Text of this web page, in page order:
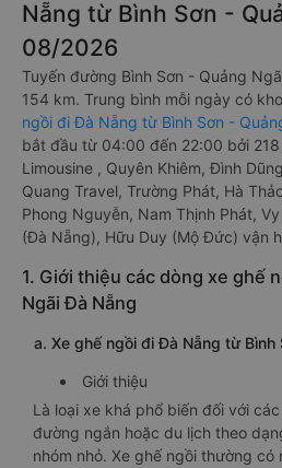
Nẵng từ Bình Sơn -
08/2026
Tuyến đường Bình Sơn - Quảng
154 km. Trung bình mỗi ngày có
ngồi đi Đà Nẵng từ Bình Sơn -
bắt đầu từ 04:00 đến 22:00 bởi 218
Limousine , Quyên Khiêm, Đình
Quang Travel, Trường Phát, Hà
Phong Nguyễn, Nam Thịnh Phát,
(Đà Nẵng), Hữu Duy (Mộ Đức) vận
1. Giới thiệu các dòng xe ghế
Ngãi Đà Nẵng
a. Xe ghế ngồi đi Đà Nẵng từ
Giới thiệu
Là loại xe khá phổ biến đối với
đường ngắn hoặc du lịch theo
nhóm nhỏ. Xe ghế ngồi thường có